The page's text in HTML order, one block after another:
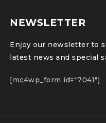
NEWSLETTER
Enjoy our newsletter to
latest news and special
[mc4wp_form id="7041"]